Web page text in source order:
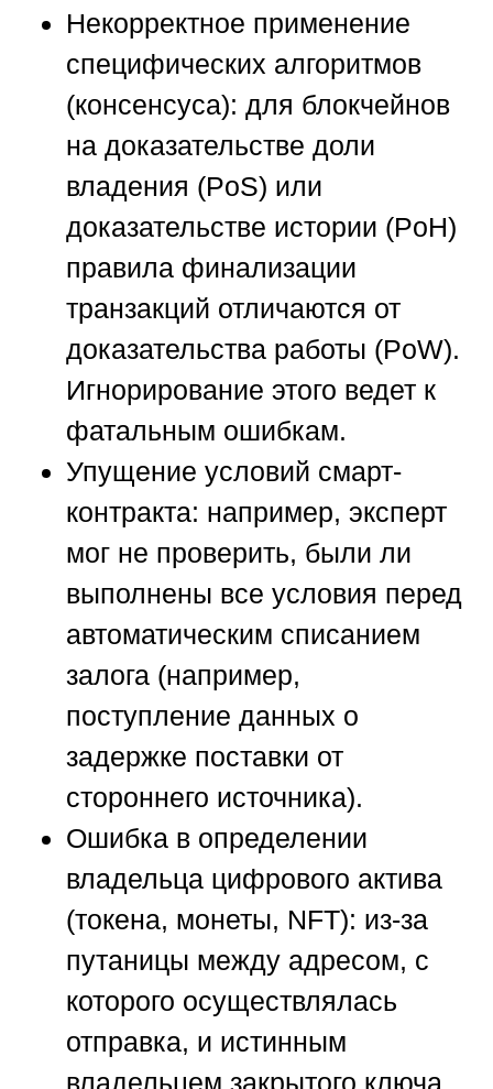
Некорректное применение
специфических алгоритмов
(консенсуса): для блокчейнов
на доказательстве доли
владения (PoS) или
доказательстве истории (PoH)
правила финализации
транзакций отличаются от
доказательства работы (PoW).
Игнорирование этого ведет к
фатальным ошибкам.
Упущение условий смарт-
контракта: например, эксперт
мог не проверить, были ли
выполнены все условия перед
автоматическим списанием
залога (например,
поступление данных о
задержке поставки от
стороннего источника).
Ошибка в определении
владельца цифрового актива
(токена, монеты, NFT): из-за
путаницы между адресом, с
которого осуществлялась
отправка, и истинным
владельцем закрытого ключа,